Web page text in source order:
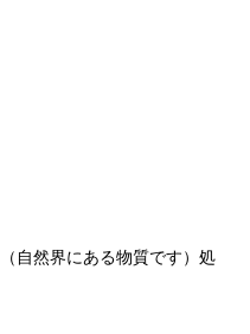
自然界にある物質です）処